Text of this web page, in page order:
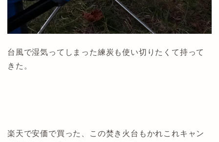
台風で湿気ってしまった練炭も使い切りたくて持って
きた。
楽天で安価で買った、この焚き火台もかれこれキャン